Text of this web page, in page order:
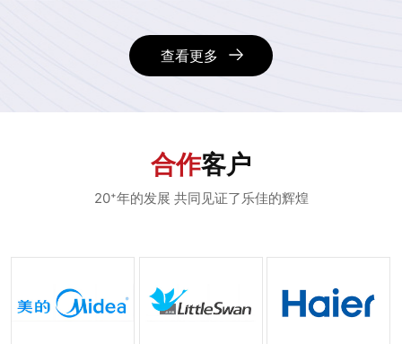
查看更多
合作客户
20⁺年的发展 共同见证了乐佳的辉煌